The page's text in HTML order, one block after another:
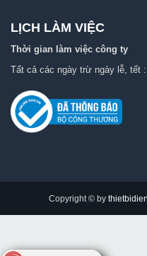
LỊCH LÀM VIỆC
Thời gian làm việc công ty
Tất cả các ngày trừ ngày lễ, tết
Copyright © by